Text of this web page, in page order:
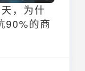
，为什
90%的商